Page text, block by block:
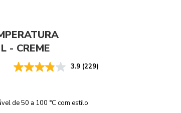
- CREME
3.9 (229)
de 50 a 100 °C com estilo